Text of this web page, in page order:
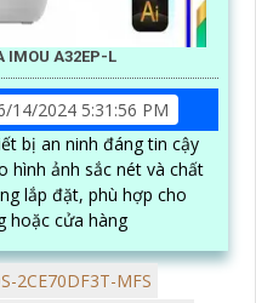
IMOU A32EP-L
14/2024 5:31:56 PM
bị an ninh đáng tin cậy
hình ảnh sắc nét và chất
hoặc cửa hàng
2CE70DF3T-MFS